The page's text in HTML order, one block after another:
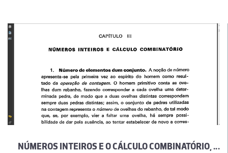
NÚMEROS INTEIROS E O CÁLCULO COMBINATÓRIO, POR JOSÉ SEBASTIÃO E SILVA